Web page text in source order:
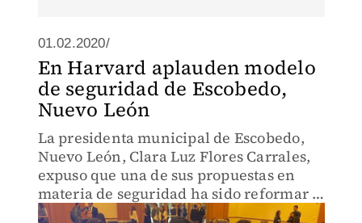
01.02.2020/
En Harvard aplauden modelo
de seguridad de Escobedo,
Nuevo León
La presidenta municipal de Escobedo,
Nuevo León, Clara Luz Flores Carrales,
expuso que una de sus propuestas en
materia de seguridad ha sido reformar a
los órganos policiales.